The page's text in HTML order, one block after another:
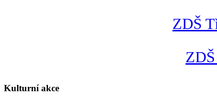
ZDŠ
Kulturní akce